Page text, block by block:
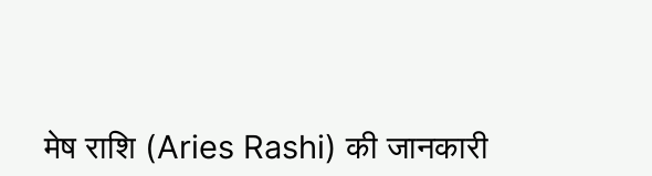
मेष राशि (Aries Rashi) की जानकारी